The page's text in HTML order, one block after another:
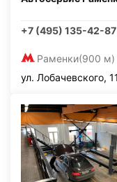
+7 (495) 135-42-87
Раменки(900 м)
ул. Лобачевского,